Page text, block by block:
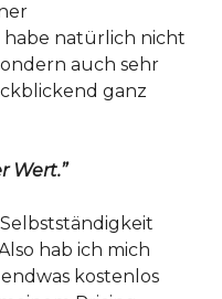
habe natürlich nicht
auch sehr
ganz
Wert.”
hab ich mich
kostenlos